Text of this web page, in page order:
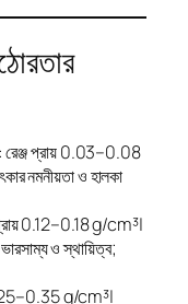
প্রায় 0.03–0.08
নমনীয়তা ও হালকা
0.12–0.18 g/cm³|
ও স্থায়িত্ব;
g/cm³|